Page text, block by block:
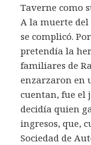
Taverne como
A la muerte
se complicó.
pretendía la
familiares de
enzarzaron en
cuentan, fue el
decidía quien
ingresos, que,
Sociedad de